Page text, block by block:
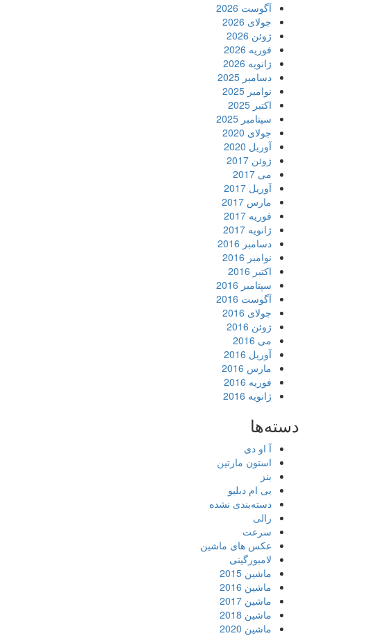
آگوست 2026
جولای 2026
ژوئن 2026
فوریه 2026
ژانویه 2026
دسامبر 2025
نوامبر 2025
اکتبر 2025
سپتامبر 2025
جولای 2020
آوریل 2020
ژوئن 2017
می 2017
آوریل 2017
مارس 2017
فوریه 2017
ژانویه 2017
دسامبر 2016
نوامبر 2016
اکتبر 2016
سپتامبر 2016
آگوست 2016
جولای 2016
ژوئن 2016
می 2016
آوریل 2016
مارس 2016
فوریه 2016
ژانویه 2016
دسته‌ها
آ او دی
استون مارتین
بنز
بی ام دبلیو
دسته‌بندی نشده
رالی
سرعت
عکس های ماشین
لامبورگینی
ماشین 2015
ماشین 2016
ماشین 2017
ماشین 2018
ماشین 2020